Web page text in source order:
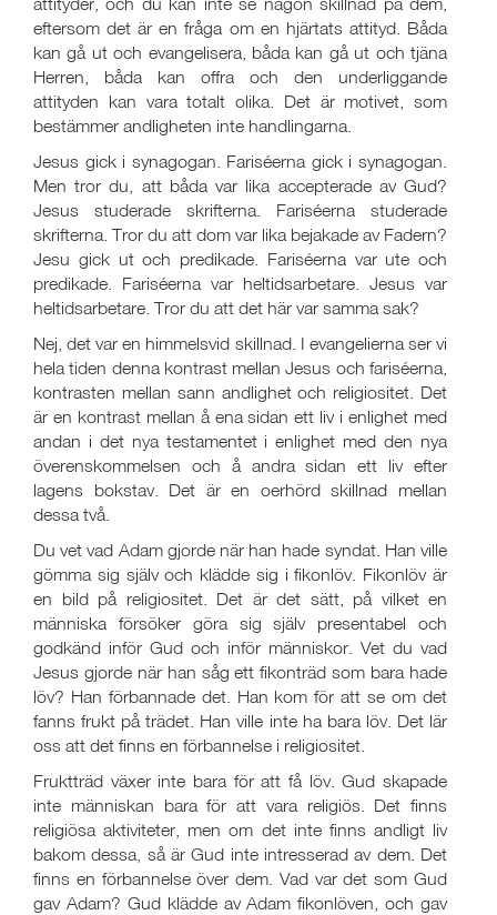
eftersom det är en fråga om en hjärtats attityd. Båda
kan gå ut och evangelisera, båda kan gå ut och tjäna
Herren, båda kan offra och den underliggande
attityden kan vara totalt olika. Det är motivet, som
bestämmer andligheten inte handlingarna.
Jesus gick i synagogan. Fariséerna gick i synagogan.
Men tror du, att båda var lika accepterade av Gud?
Jesus studerade skrifterna. Fariséerna studerade
skrifterna. Tror du att dom var lika bejakade av Fadern?
Jesu gick ut och predikade. Fariséerna var ute och
predikade. Fariséerna var heltidsarbetare. Jesus var
heltidsarbetare. Tror du att det här var samma sak?
Nej, det var en himmelsvid skillnad. I evangelierna ser vi
hela tiden denna kontrast mellan Jesus och fariséerna,
kontrasten mellan sann andlighet och religiositet. Det
är en kontrast mellan å ena sidan ett liv i enlighet med
andan i det nya testamentet i enlighet med den nya
överenskommelsen och å andra sidan ett liv efter
lagens bokstav. Det är en oerhörd skillnad mellan
dessa två.
Du vet vad Adam gjorde när han hade syndat. Han ville
gömma sig själv och klädde sig i fikonlöv. Fikonlöv är
en bild på religiositet. Det är det sätt, på vilket en
människa försöker göra sig själv presentabel och
godkänd inför Gud och inför människor. Vet du vad
Jesus gjorde när han såg ett fikonträd som bara hade
löv? Han förbannade det. Han kom för att se om det
fanns frukt på trädet. Han ville inte ha bara löv. Det lär
oss att det finns en förbannelse i religiositet.
Fruktträd växer inte bara för att få löv. Gud skapade
inte människan bara för att vara religiös. Det finns
religiösa aktiviteter, men om det inte finns andligt liv
bakom dessa, så är Gud inte intresserad av dem. Det
finns en förbannelse över dem. Vad var det som Gud
gav Adam? Gud klädde av Adam fikonlöven, och gav